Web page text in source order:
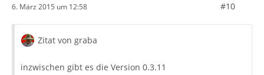
6. März 2015 um 12:58 #10
Zitat von graba
inzwischen gibt es die Version 0.3.11